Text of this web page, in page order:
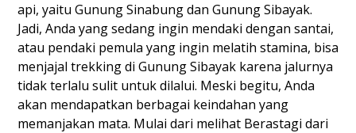
api, yaitu Gunung Sinabung dan Gunung Sibayak.
Jadi, Anda yang sedang ingin mendaki dengan santai,
atau pendaki pemula yang ingin melatih stamina, bisa
menjajal trekking di Gunung Sibayak karena jalurnya
tidak terlalu sulit untuk dilalui. Meski begitu, Anda
akan mendapatkan berbagai keindahan yang
memanjakan mata. Mulai dari melihat Berastagi dari